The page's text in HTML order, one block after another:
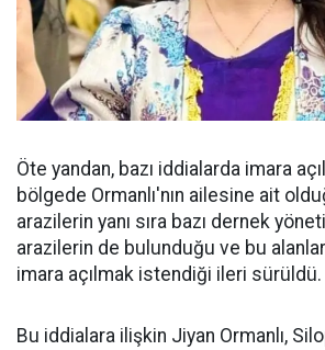
Öte yandan, bazı iddialarda imara
bölgede Ormanlı'nın ailesine ait
arazilerin yanı sıra bazı dernek
arazilerin de bulunduğu ve bu
imara açılmak istendiği ileri sürüldü.
Bu iddialara ilişkin Jiyan Ormanlı,